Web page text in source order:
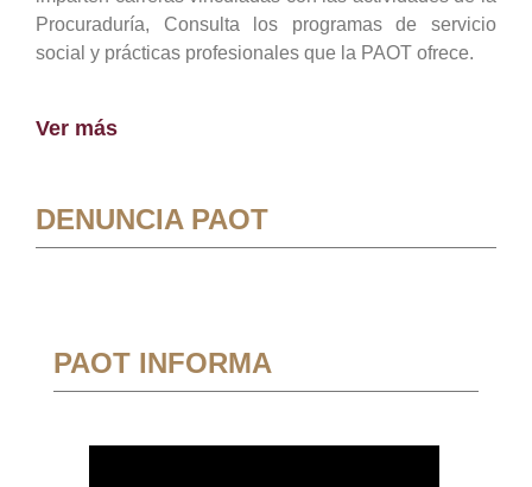
Procuraduría, Consulta los programas de servicio
social y prácticas profesionales que la PAOT ofrece.
Ver más
DENUNCIA PAOT
PAOT INFORMA